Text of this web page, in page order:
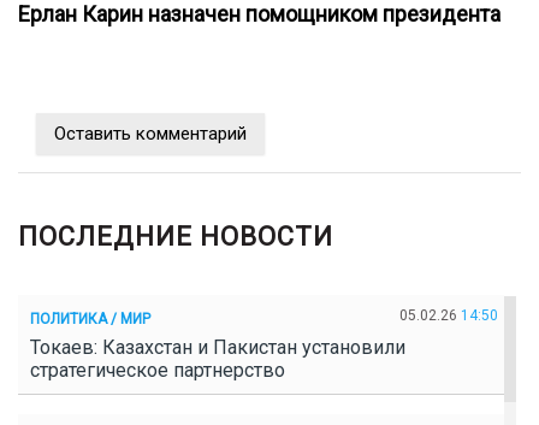
Ерлан Карин назначен помощником президента
Оставить комментарий
ПОСЛЕДНИЕ НОВОСТИ
ПОЛИТИКА / МИР 05.02.26 14:50
Токаев: Казахстан и Пакистан установили
стратегическое партнерство